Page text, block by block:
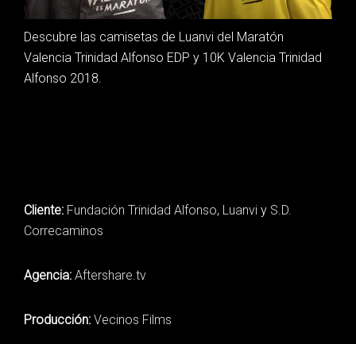
Descubre las camisetas de Luanvi del Maratón
Valencia Trinidad Alfonso EDP y 10K Valencia Trinidad
Alfonso 2018.
Cliente: Fundación Trinidad Alfonso, Luanvi y S.D.
Correcaminos
Agencia: Aftershare.tv
Producción: Vecinos Films